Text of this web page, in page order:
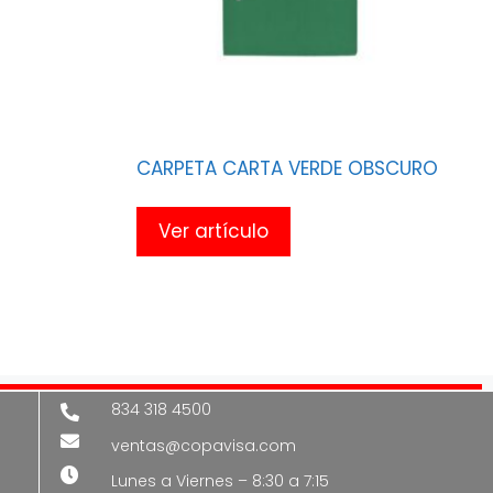
CARPETA CARTA VERDE OBSCURO
Ver artículo
834 318 4500
ventas@copavisa.com
Lunes a Viernes – 8:30 a 7:15